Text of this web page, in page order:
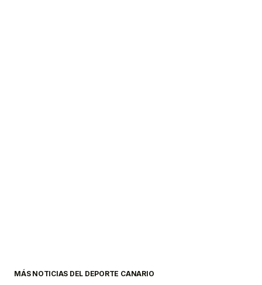
MÁS NOTICIAS DEL DEPORTE CANARIO